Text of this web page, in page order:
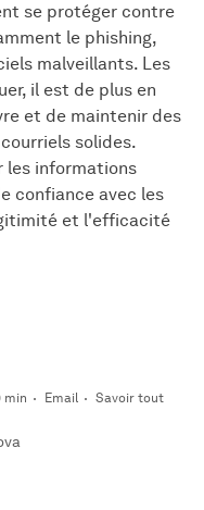
se protéger contre
le phishing,
malveillants. Les
il est de plus en
et de maintenir des
solides.
les informations
confiance avec les
et l'efficacité
min Email Savoir tout